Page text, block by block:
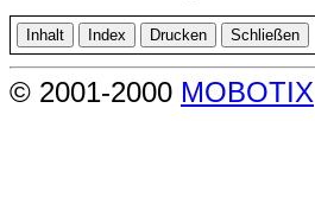
© 2001-2000 MOBOTIX